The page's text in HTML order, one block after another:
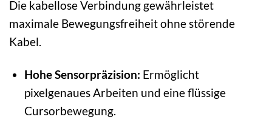
Die kabellose Verbindung gewährleistet
maximale Bewegungsfreiheit ohne störende
Kabel.
Hohe Sensorpräzision: Ermöglicht
pixelgenaues Arbeiten und eine flüssige
Cursorbewegung.